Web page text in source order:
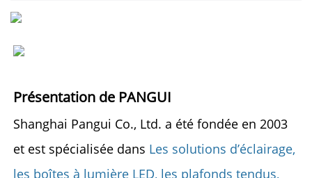
Présentation de PANGUI
Shanghai Pangui Co., Ltd. a été fondée en 2003
et est spécialisée dans Les solutions d’éclairage,
les boîtes à lumière LED, les plafonds tendus,